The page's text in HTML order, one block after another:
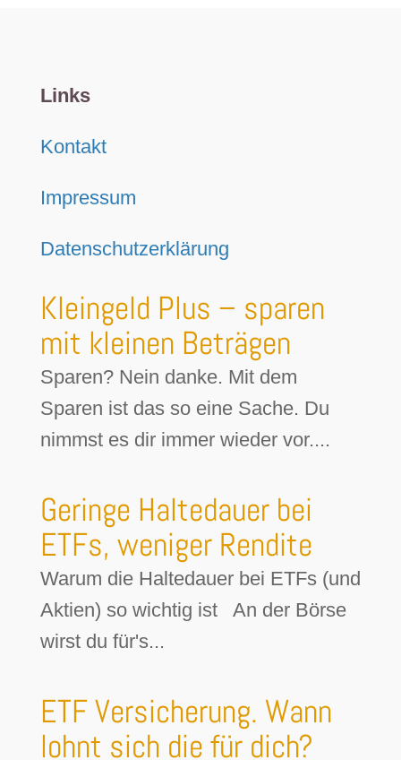
Links
Kontakt
Impressum
Datenschutzerklärung
Kleingeld Plus – sparen
mit kleinen Beträgen
Sparen? Nein danke. Mit dem
Sparen ist das so eine Sache. Du
nimmst es dir immer wieder vor....
Geringe Haltedauer bei
ETFs, weniger Rendite
Warum die Haltedauer bei ETFs (und
Aktien) so wichtig ist An der Börse
wirst du für's...
ETF Versicherung. Wann
lohnt sich die für dich?